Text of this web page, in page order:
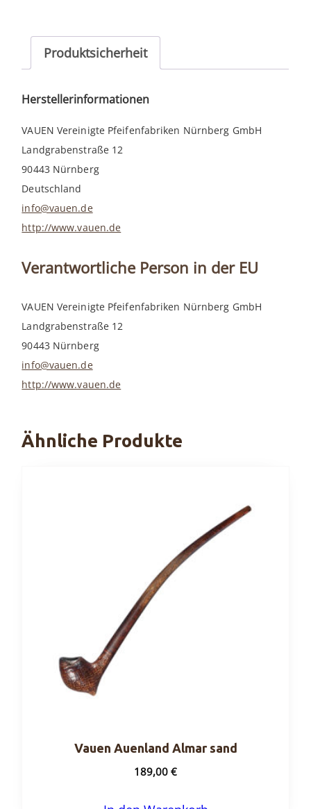
Produktsicherheit
Herstellerinformationen
VAUEN Vereinigte Pfeifenfabriken Nürnberg GmbH
Landgrabenstraße 12
90443 Nürnberg
Deutschland
info@vauen.de
http://www.vauen.de
Verantwortliche Person in der EU
VAUEN Vereinigte Pfeifenfabriken Nürnberg GmbH
Landgrabenstraße 12
90443 Nürnberg
info@vauen.de
http://www.vauen.de
Ähnliche Produkte
Vauen Auenland Almar sand
189,00€